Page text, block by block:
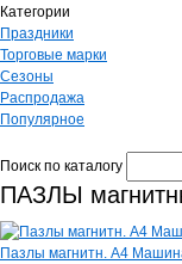
Категории
Праздники
Торговые марки
Сезоны
Распродажа
Популярное
Поиск по каталогу
ПАЗЛЫ
Пазлы магнитн. А4